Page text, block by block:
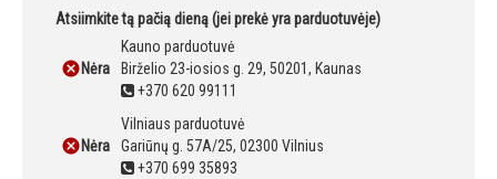
Atsiimkite tą pačią dieną (jei prekė yra parduotuvėje)
Nėra
Kauno parduotuvė
Birželio 23-iosios g. 29, 50201, Kaunas
+370 620 99111
Nėra
Vilniaus parduotuvė
Gariūnų g. 57A/25, 02300 Vilnius
+370 699 35893